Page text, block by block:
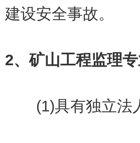
建设安全事故。
2、矿山工程监理
(1)具有独立法人